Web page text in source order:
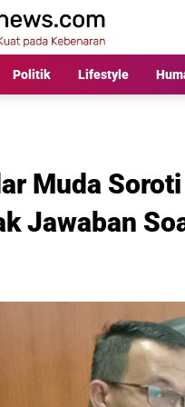
Politik Lifestyle
Muda
Jawaban